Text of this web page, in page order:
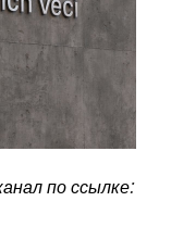
по ссылке: